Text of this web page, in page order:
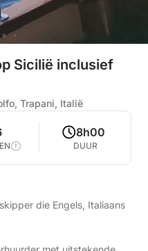
Sicilië inclusief
Trapani, Italië
8h00
DUUR
die Engels, Italiaans